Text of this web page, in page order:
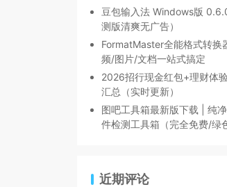
豆包输入法 Windows版
测版清爽无广告）
FormatMaster全能格式转换
频/图片/文档一站式搞定
2026招行现金红包+理财体
汇总（实时更新）
图吧工具箱最新版下载 | 纯
件检测工具箱（完全免费/绿
近期评论